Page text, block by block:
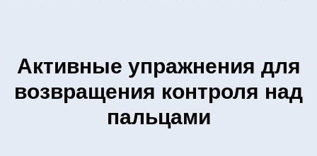
Активные упражнения для
возвращения контроля над
пальцами